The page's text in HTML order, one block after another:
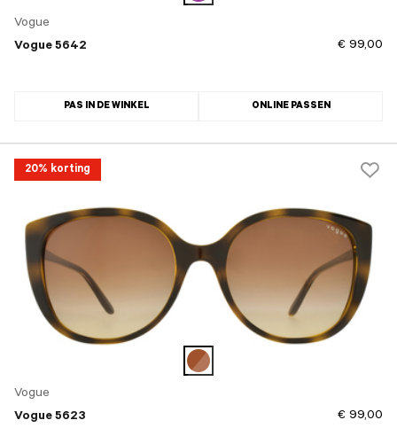
Vogue
Vogue 5642
€ 99,00
PAS IN DE WINKEL ONLINE PASSEN
20% korting
Vogue
Vogue 5623
€ 99,00